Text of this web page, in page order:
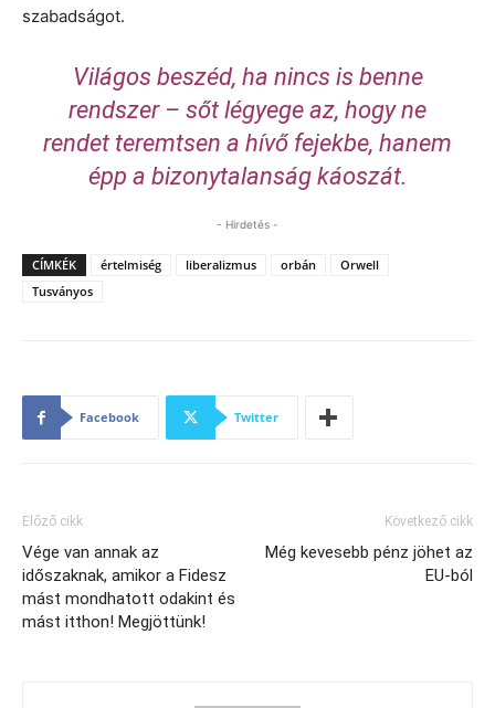
szabadságot.
Világos beszéd, ha nincs is benne
rendszer – sőt légyege az, hogy ne
rendet teremtsen a hívő fejekbe, hanem
épp a bizonytalanság káoszát.
- Hirdetés -
CÍMKÉK értelmiség liberalizmus orbán
Orwell
Tusványos
Facebook Twitter
Előző cikk
Vége van annak az
időszaknak, amikor a Fidesz
mást mondhatott odakint és
mást itthon! Megjöttünk!
Következő cikk
Még kevesebb pénz jöhet az
EU-ból